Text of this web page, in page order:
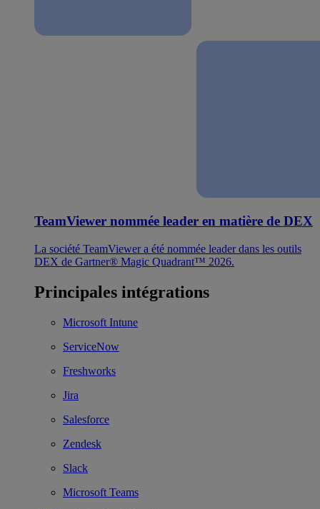
TeamViewer nommée leader en matière de DEX
La société TeamViewer a été nommée leader dans les outils
DEX de Gartner® Magic Quadrant™ 2026.
Principales intégrations
Microsoft Intune
ServiceNow
Freshworks
Jira
Salesforce
Zendesk
Slack
Microsoft Teams